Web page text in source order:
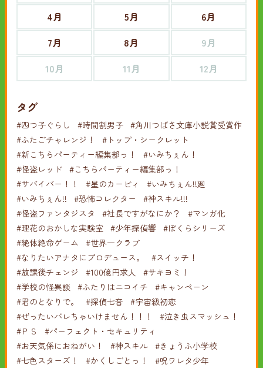
4月
5月
6月
7月
8月
9月
10月
11月 12月
タグ
#四つ子ぐらし #時間割男子 #角川つばさ文庫小説賞受賞作
#ふたごチャレンジ！
#トップ・シークレット
#新こちらパーティー編集部っ！
#いみちぇん！
#怪盗レッド #こちらパーティー編集部っ！
#サバイバー！！
#星のカービィ
#いみちぇん!!廻
#いみちぇん!!
#恐怖コレクター
#神スキル!!!
#怪盗ファンタジスタ
#社長ですがなにか？
#マンガ化
#理花のおかしな実験室 #少年探偵響
#ぼくらシリーズ
#絶体絶命ゲーム
#世界一クラブ
#なりたいアナタにプロデュース。
#スイッチ！
#放課後チェンジ
#100億円求人
#サキヨミ！
#学校の怪異談 #ふたりはニコイチ
#キャンペーン
#君のとなりで。
#探偵七音
#宇宙級初恋
#ぜったいバレちゃいけません！！！
#泣き虫スマッシュ！
#ＰＳ
#パーフェクト・セキュリティ
#お天気係におねがい！
#神スキル #きょうふ小学校
#七色スターズ！
#かくしごとっ！
#呪ワレタ少年